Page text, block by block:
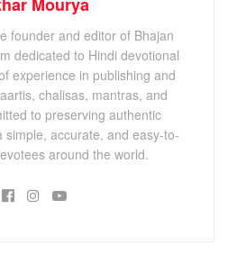
founder and editor of Bhajan
dedicated to Hindi devotional
experience in publishing and
chalisas, mantras, and
to preserving authentic
simple, accurate, and easy-to-
around the world.